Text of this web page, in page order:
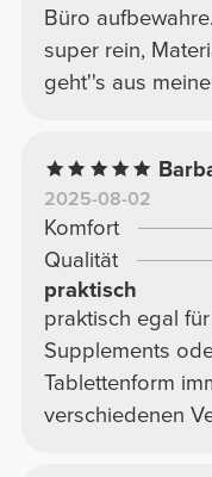
Büro
super rein,
geht''s aus
2025-08-02
Komfort
Qualität
praktisch
praktisch egal
Supplements
Tablettenform
verschiedenen